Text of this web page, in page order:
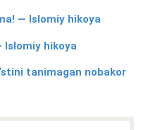
— Islomiy hikoya
Islomiy hikoya
tanimagan nobakor